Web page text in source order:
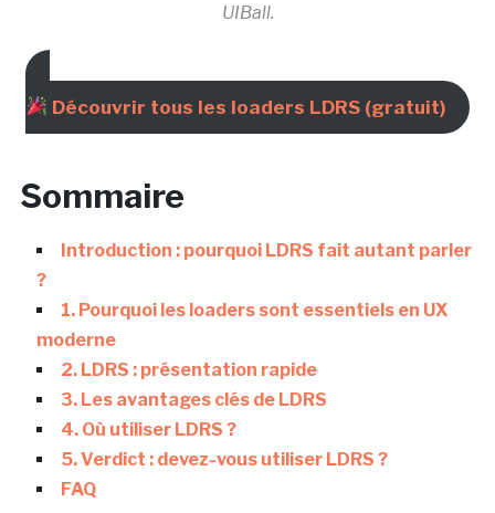
UIBall.
Découvrir tous les loaders LDRS (gratuit)
Sommaire
Introduction : pourquoi LDRS fait autant parler
?
1. Pourquoi les loaders sont essentiels en UX
moderne
2. LDRS : présentation rapide
3. Les avantages clés de LDRS
4. Où utiliser LDRS ?
5. Verdict : devez-vous utiliser LDRS ?
FAQ